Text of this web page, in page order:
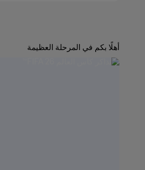
أهلًا بكم في المرحلة العظيمة